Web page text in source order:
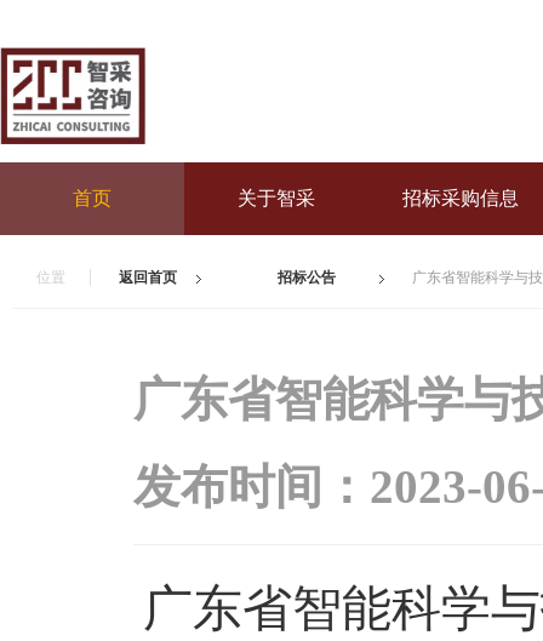
首页 关于智采 招标采购信息
位置 返回首页 招标公告 广东省智能科学与
广东省智能科学与
发布时间： 2023-
广东省智能科学